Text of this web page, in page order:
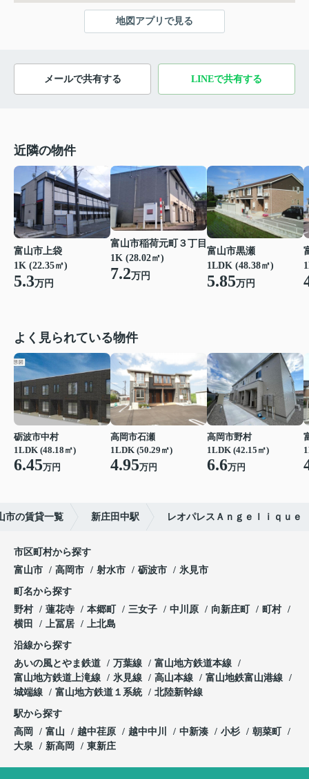
地図アプリで見る
メールで共有する LINEで共有する
近隣の物件
富山市上袋
1K (22.35㎡)
5.3万円
富山市稲荷元町３丁目
1K (28.02㎡)
7.2万円
富山市黒瀬
1LDK (48.38㎡)
5.85万円
よく見られている物件
砺波市中村
1LDK (48.18㎡)
6.45万円
高岡市石瀬
1LDK (50.29㎡)
4.95万円
高岡市野村
1LDK (42.15㎡)
6.6万円
市の賃貸一覧 新庄田中駅 レオパレスＡｎｇｅｌｉｑｕｅ
市区町村から探す
富山市
高岡市 射水市 砺波市 氷見市
町名から探す
野村
蓮花寺 本郷町 三女子 中川原 向新庄町
町村
横田
上冨居 上北島
沿線から探す
あいの風とやま鉄道
万葉線
富山地方鉄道本線
富山地方鉄道上滝線
氷見線 高山本線
富山地鉄富山港線
城端線
富山地方鉄道１系統 北陸新幹線
駅から探す
高岡
富山 越中荏原 越中中川 中新湊 小杉
朝菜町
大泉
新高岡 東新庄